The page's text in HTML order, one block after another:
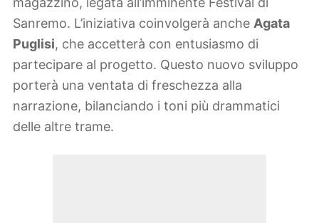
Sanremo. L’iniziativa coinvolgerà anche Agata
Puglisi, che accetterà con entusiasmo di
partecipare al progetto. Questo nuovo sviluppo
porterà una ventata di freschezza alla
narrazione, bilanciando i toni più drammatici
delle altre trame.